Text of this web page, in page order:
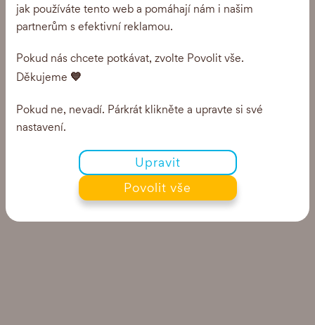
Ghee+
jak používáte tento web a pomáhají nám i našim
partnerům s efektivní reklamou.
Pokud nás chcete potkávat, zvolte Povolit vše.
Děkujeme 💙
Pokud ne, nevadí. Párkrát klikněte a upravte si své
nastavení.
Upravit
Povolit vše